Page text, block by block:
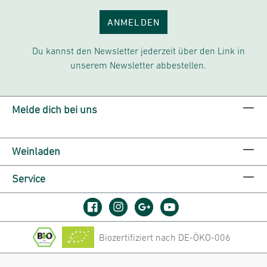
ANMELDEN
Du kannst den Newsletter jederzeit über den Link in
unserem Newsletter abbestellen.
Melde dich bei uns
Weinladen
Service
Biozertifiziert nach DE-ÖKO-006